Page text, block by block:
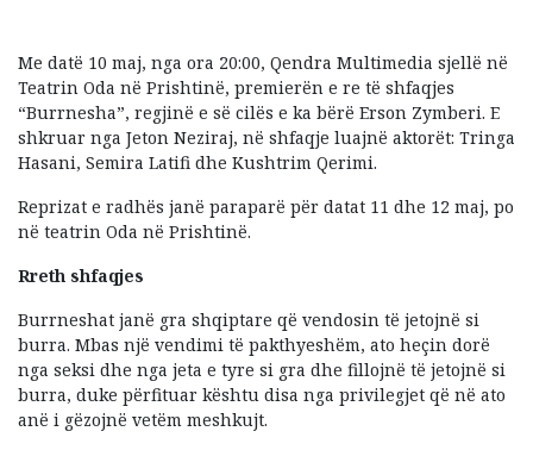
Me datë 10 maj, nga ora 20:00, Qendra Multimedia sjellë në
Teatrin Oda në Prishtinë, premierën e re të shfaqjes
“Burrnesha”, regjinë e së cilës e ka bërë Erson Zymberi. E
shkruar nga Jeton Neziraj, në shfaqje luajnë aktorët: Tringa
Hasani, Semira Latifi dhe Kushtrim Qerimi.
Reprizat e radhës janë paraparë për datat 11 dhe 12 maj, po
në teatrin Oda në Prishtinë.
Rreth shfaqjes
Burrneshat janë gra shqiptare që vendosin të jetojnë si
burra. Mbas një vendimi të pakthyeshëm, ato heçin dorë
nga seksi dhe nga jeta e tyre si gra dhe fillojnë të jetojnë si
burra, duke përfituar kështu disa nga privilegjet që në ato
anë i gëzojnë vetëm meshkujt.